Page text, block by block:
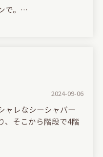
with coworkers,
。
atmosphere.
too.
my friends.
2024-09-06
ャレなシーシャバー
、そこから階段で4階
ーシャを作ってくれ